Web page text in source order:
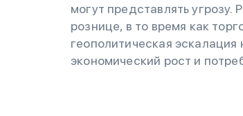
могут представлять
рознице, в то время как
геополитическая
экономический рост и